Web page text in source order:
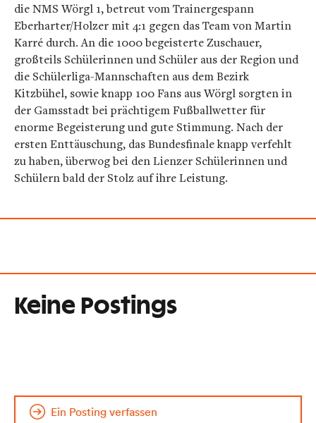
die NMS Wörgl 1, betreut vom Trainergespann
Eberharter/Holzer mit 4:1 gegen das Team von Martin
Karré durch. An die 1000 begeisterte Zuschauer,
großteils Schülerinnen und Schüler aus der Region und
die Schülerliga-Mannschaften aus dem Bezirk
Kitzbühel, sowie knapp 100 Fans aus Wörgl sorgten in
der Gamsstadt bei prächtigem Fußballwetter für
enorme Begeisterung und gute Stimmung. Nach der
ersten Enttäuschung, das Bundesfinale knapp verfehlt
zu haben, überwog bei den Lienzer Schülerinnen und
Schülern bald der Stolz auf ihre Leistung.
Keine Postings
Ein Posting verfassen